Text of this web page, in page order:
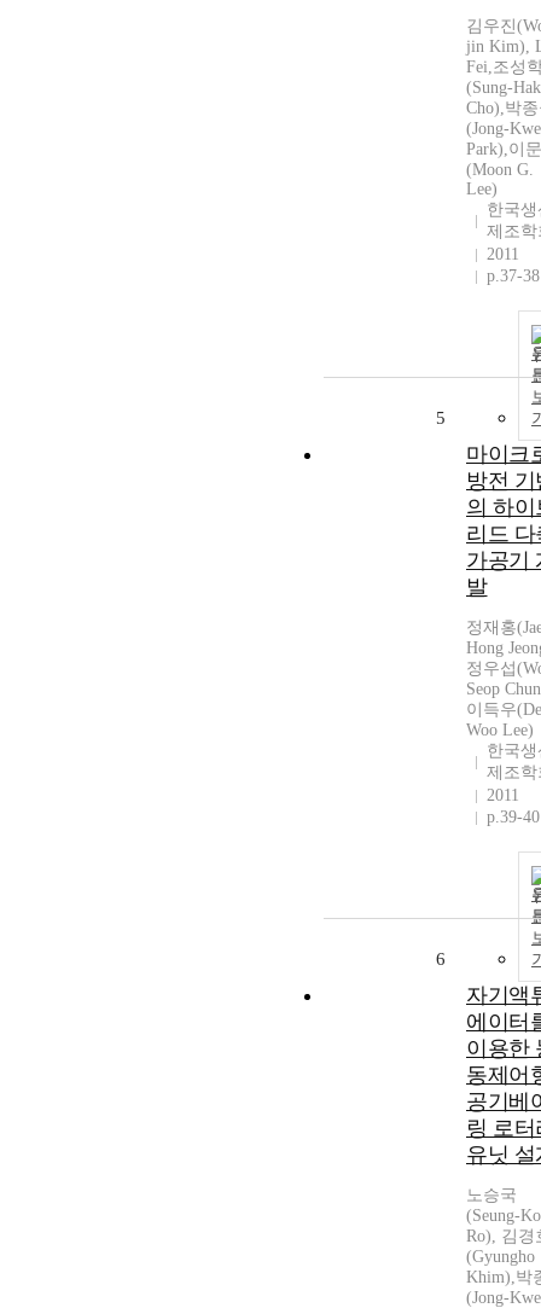
김우진
jin Kim),
Fei,조성
(Sung-Hak
Cho),박
(Jong-
Park),이
(Moon G.
Lee)
한국생
제조학
2011
p.37-38
5
마이크
방전 기
의 하이
리드 다
가공기
발
정재홍
Hong
정우섭
Seop
이득우
Woo Lee)
한국생
제조학
2011
p.39-40
6
자기액
에이터
이용한
동제어
공기베
링 로터
유닛 설
노승국
(Seung-
Ro), 김경
(Gyungho
Khim),박
(Jong-